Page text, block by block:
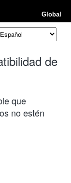
Global
de
que
no estén